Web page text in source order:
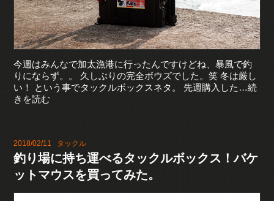
今週はみんなで加太漁港に行ったんですけどね、暴風で釣
りにならず。。 久しぶりの完全ボウズでした。笑 冬は厳し
い！ という事でタックルボックスネタ。 先週購入した…続
きを読む
2018/02/11 タックル
釣り場に持ち運べるタックルボックス！バケ
ットマウスを買ってみた。